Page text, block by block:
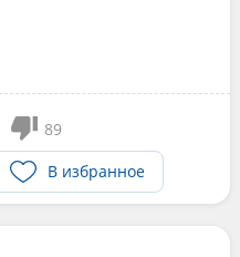
89
В избранное